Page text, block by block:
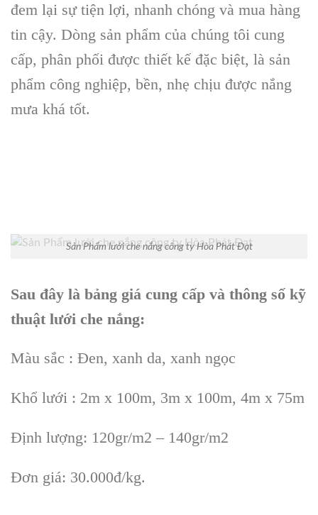
đem lại sự tiện lợi, nhanh chóng và mua hàng
tin cậy. Dòng sản phẩm của chúng tôi cung
cấp, phân phối được thiết kế đặc biệt, là sản
phẩm công nghiệp, bền, nhẹ chịu được nắng
mưa khá tốt.
Sản Phẩm lưới che nắng công ty Hòa Phát Đạt
Sau đây là bảng giá cung cấp và thông số kỹ
thuật lưới che nắng:
Màu sắc : Đen, xanh da, xanh ngọc
Khổ lưới : 2m x 100m, 3m x 100m, 4m x 75m
Định lượng: 120gr/m2 – 140gr/m2
Đơn giá: 30.000đ/kg.